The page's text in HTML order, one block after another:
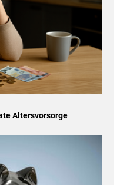
Altersvorsorge